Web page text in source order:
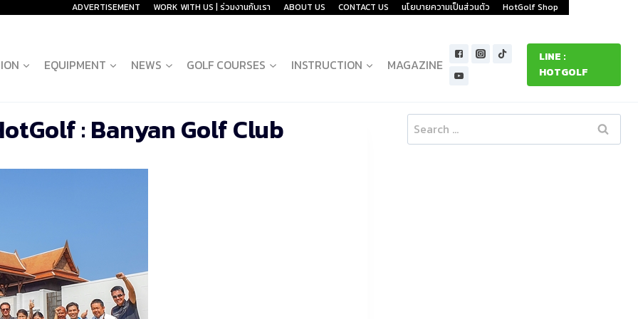
ADVERTISEMENT WORK WITH US | ร่วมงานกับเรา ABOUT US CONTACT US นโยบายความเป็นส่วนตัว HotGolf Shop
EQUIPMENT NEWS GOLF COURSES INSTRUCTION MAGAZINE
LINE :
HOTGOLF
: Banyan Golf Club
Search
for: